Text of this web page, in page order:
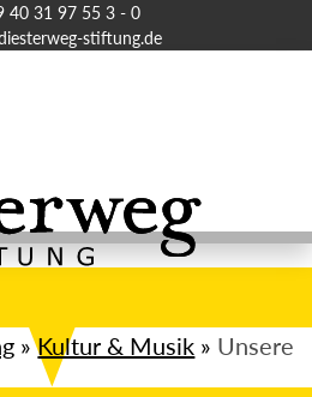
40 31 97 55 3 - 0
stiftung.de
»Kultur & Musik » Unsere